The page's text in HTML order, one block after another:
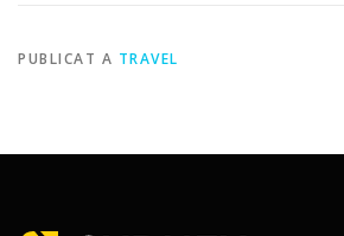
PUBLICAT A TRAVEL